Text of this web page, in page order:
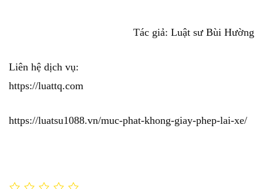
Tác giả: Luật sư Bùi Hường
Liên hệ dịch vụ:
https://luattq.com
https://luatsu1088.vn/muc-phat-khong-giay-phep-lai-xe/